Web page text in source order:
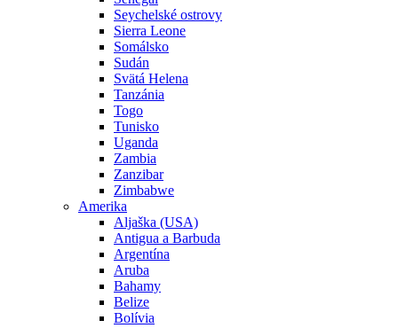
Seychelské ostrovy
Sierra Leone
Somálsko
Sudán
Svätá Helena
Tanzánia
Togo
Tunisko
Uganda
Zambia
Zanzibar
Zimbabwe
Amerika
Aljaška (USA)
Antigua a Barbuda
Argentína
Aruba
Bahamy
Belize
Bolívia